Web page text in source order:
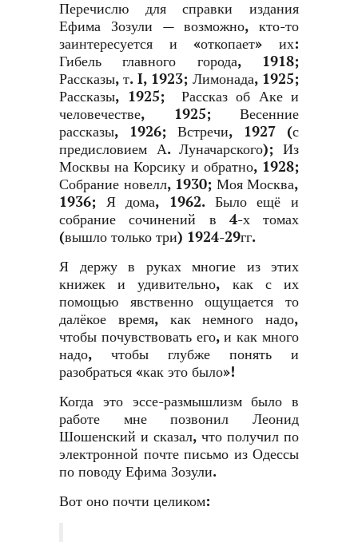
Перечислю для справки издания
Ефима Зозули — возможно, кто-то
заинтересуется и «откопает» их:
Гибель главного города, 1918;
Рассказы, т. I, 1923; Лимонада, 1925;
Рассказы, 1925; Рассказ об Аке и
человечестве, 1925; Весенние
рассказы, 1926; Встречи, 1927 (с
предисловием А. Луначарского); Из
Москвы на Корсику и обратно, 1928;
Собрание новелл, 1930; Моя Москва,
1936; Я дома, 1962. Было ещё и
собрание сочинений в 4-х томах
(вышло только три) 1924-29гг.
Я держу в руках многие из этих
книжек и удивительно, как с их
помощью явственно ощущается то
далёкое время, как немного надо,
чтобы почувствовать его, и как много
надо, чтобы глубже понять и
разобраться «как это было»!
Когда это эссе-размышлизм было в
работе мне позвонил Леонид
Шошенский и сказал, что получил по
электронной почте письмо из Одессы
по поводу Ефима Зозули.
Вот оно почти целиком: